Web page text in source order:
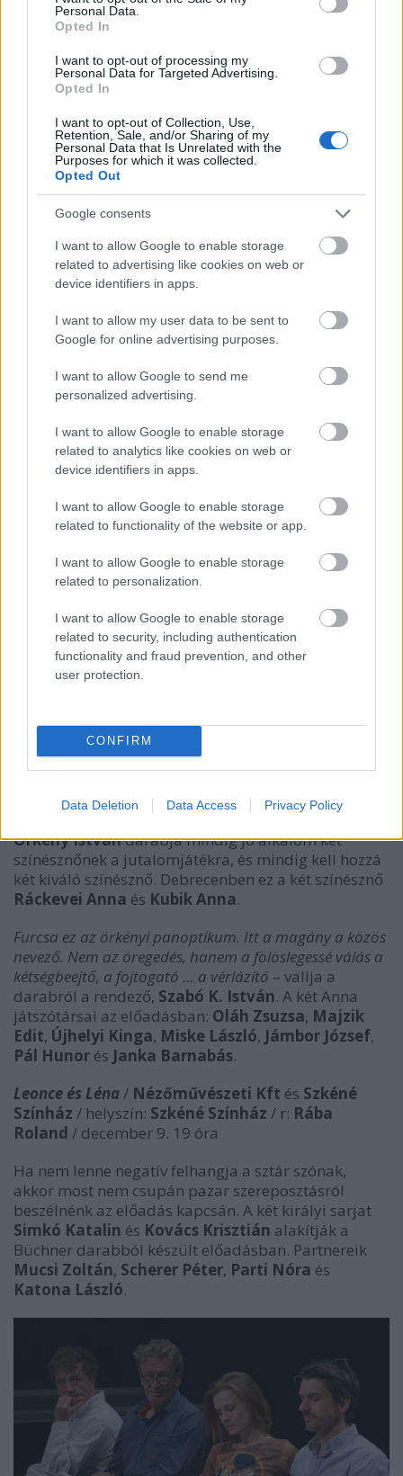
Personal Data.
Opted In
I want to opt-out of processing my
Personal Data for Targeted Advertising.
Opted In
I want to opt-out of Collection, Use,
Retention, Sale, and/or Sharing of my
Personal Data that Is Unrelated with the
Purposes for which it was collected.
Opted Out
Google consents
I want to allow Google to enable storage
related to advertising like cookies on web or
device identifiers in apps.
I want to allow my user data to be sent to
Google for online advertising purposes.
I want to allow Google to send me
personalized advertising.
I want to allow Google to enable storage
related to analytics like cookies on web or
device identifiers in apps.
I want to allow Google to enable storage
related to functionality of the website or app.
I want to allow Google to enable storage
related to personalization.
I want to allow Google to enable storage
related to security, including authentication
functionality and fraud prevention, and other
user protection.
CONFIRM
Data Deletion Data Access Privacy Policy
szerepekbenNádasy Erika
Györgylesz a társa.
Két nő/Játékszín
Szakonyi Károly1970-ben írtAdáshiba
című
darabja nem ismeretlen a színházba járók között,
sok teátrum állította már színpadára és több nyelvre
lefordították. A szerző azóta is rendszeresen ír, ám
Mindezidáig, ugyanis ezt a darabot a Játékszínnek
írta, amelyet felolvasószínházi formában,
ésZsurzs Kati közreműködésével korábban
már láthatott is a teátrum közönsége.
Zsurzs Kati, Tóth Enikőp és Szakonyi Károly az
olvasópróbán (fotó: Juhász G. Tamás)
Cseh Juditrendező is velük,Tóth Enikővel
Zsurzs Kativalállítja színpadra a darabot. A
Györgyitervei alapján készülnek, az előadás
dramaturgjaLőkös Ildikó
Szabó K. István
Örkény Istvándarabja mindig jó alkalom két
színésznőnek a jutalomjátékra, és mindig kell hozzá
két kiváló színésznő. Debrecenben ez a két színésznő
Ráckevei Anna és Kubik Anna.
Furcsa ez az örkényi panoptikum. Itt a magány a közös
nevező. Nem az öregedés, hanem a fölöslegessé válás a
kétségbeejtő, a fojtogató … a vérlázító – vallja a
darabról a rendező, Szabó K. István. A két Anna
játszótársai az előadásban: Oláh Zsuzsa, Majzik
Edit, Újhelyi Kinga, Miske László, Jámbor József,
Pál Hunor és Janka Barnabás.
Leonce és Léna/ Nézőművészeti Kft és Szkéné
Színház / helyszín: Szkéné Színház / r: Rába
Roland / december 9. 19 óra
Ha nem lenne negatív felhangja a sztár szónak,
akkor most nem csupán pazar szereposztásról
beszélnénk az előadás kapcsán. A két királyi sarjat
Simkó Katalin és Kovács Krisztián alakítják a
Büchner darabból készült előadásban. Partnereik
Mucsi Zoltán, Scherer Péter, Parti Nóra és
Katona László.